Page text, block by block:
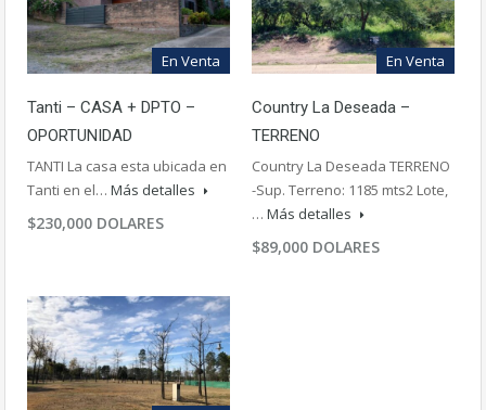
En Venta
Tanti – CASA + DPTO –
OPORTUNIDAD
TANTI La casa esta ubicada en
Tanti en el… Más detalles
$230,000 DOLARES
En Venta
Country La Deseada –
TERRENO
Country La Deseada TERRENO
-Sup. Terreno: 1185 mts2 Lote,
… Más detalles
$89,000 DOLARES